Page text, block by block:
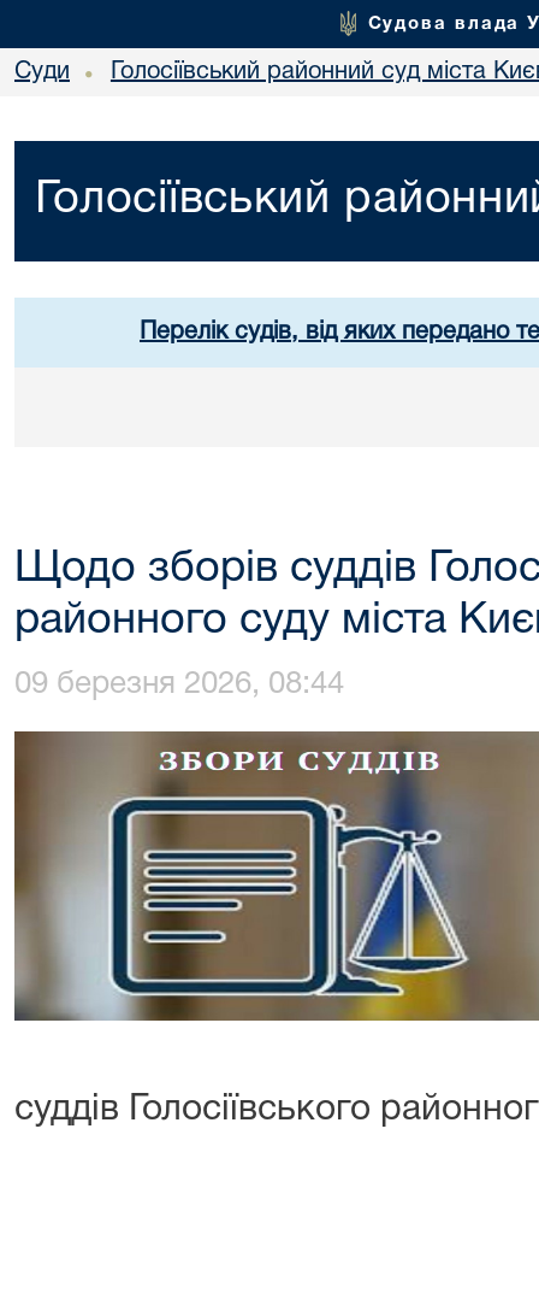
Судова влада
Суди • Голосіївський районний суд міста
Голосіївський
Перелік судів, від яких передано
Щодо зборів суддів
районного суду міста
09 березня 2026, 08:44
суддів Голосіївського